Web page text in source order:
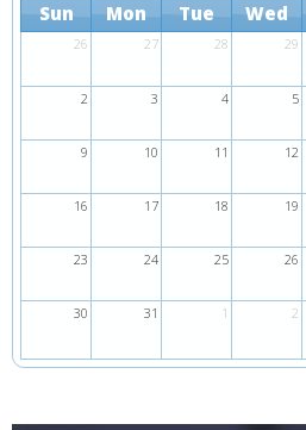
Sun Mon Tue Wed
26 27 28 29
2 3 4 5
9 10 11 12
16 17 18 19
23 24 25 26
30 31 1 2